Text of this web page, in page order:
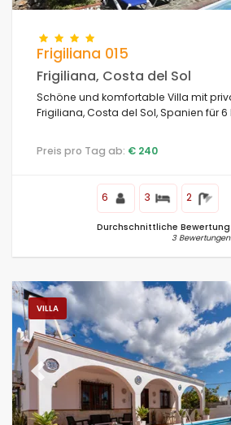
Frigiliana 015
Frigiliana, Costa del Sol
Schöne und komfortable Villa mit privatem Pool in
Frigiliana, Costa del Sol, Spanien für 6
Preis pro Tag ab: € 240
6 3 2
Durchschnittliche Bewertung
3 Bewertungen
VILLA
Previous